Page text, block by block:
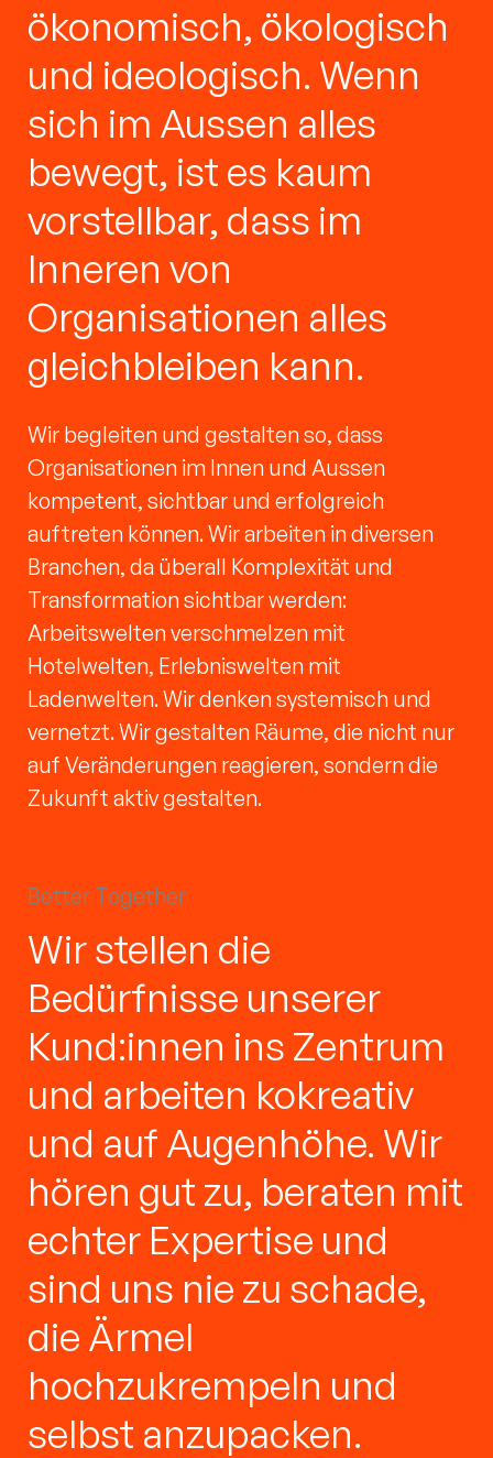
Let's talk space!
ökonomisch, ökologisch
und ideologisch. Wenn
sich im Aussen alles
bewegt, ist es kaum
vorstellbar, dass im
Inneren von
Organisationen alles
gleichbleiben kann.
Wir begleiten und gestalten so, dass
Organisationen im Innen und Aussen
kompetent, sichtbar und erfolgreich
auftreten können. Wir arbeiten in diversen
Branchen, da überall Komplexität und
Transformation sichtbar werden:
Arbeitswelten verschmelzen mit
Hotelwelten, Erlebniswelten mit
Ladenwelten. Wir denken systemisch und
vernetzt. Wir gestalten Räume, die nicht nur
auf Veränderungen reagieren, sondern die
Zukunft aktiv gestalten.
Better Together
Wir stellen die
Bedürfnisse unserer
Kund:innen ins Zentrum
und arbeiten kokreativ
und auf Augenhöhe. Wir
hören gut zu, beraten mit
echter Expertise und
sind uns nie zu schade,
die Ärmel
hochzukrempeln und
selbst anzupacken.